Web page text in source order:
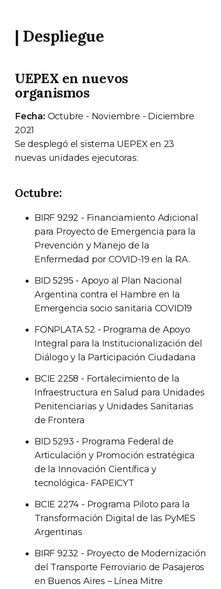
| Despliegue
UEPEX en nuevos
organismos
Fecha: Octubre - Noviembre - Diciembre
2021
Se desplegó el sistema UEPEX en 23
nuevas unidades ejecutoras:
Octubre:
BIRF 9292 - Financiamiento Adicional
para Proyecto de Emergencia para la
Prevención y Manejo de la
Enfermedad por COVID-19 en la RA.
BID 5295 - Apoyo al Plan Nacional
Argentina contra el Hambre en la
Emergencia socio sanitaria COVID19
FONPLATA 52 - Programa de Apoyo
Integral para la Institucionalización del
Diálogo y la Participación Ciudadana
BCIE 2258 - Fortalecimiento de la
Infraestructura en Salud para Unidades
Penitenciarias y Unidades Sanitarias
de Frontera
BID 5293 - Programa Federal de
Articulación y Promoción estratégica
de la Innovación Científica y
tecnológica- FAPEICYT
BCIE 2274 - Programa Piloto para la
Transformación Digital de las PyMES
Argentinas
BIRF 9232 - Proyecto de Modernización
del Transporte Ferroviario de Pasajeros
en Buenos Aires – Línea Mitre